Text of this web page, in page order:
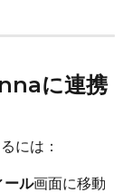
に連携
には：
ール画面に移動